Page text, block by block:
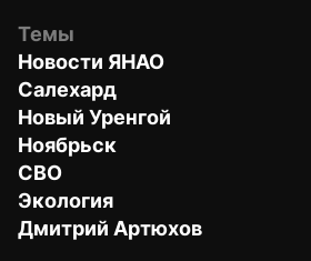
Темы
Новости ЯНАО
Салехард
Новый Уренгой
Ноябрьск
СВО
Экология
Дмитрий Артюхов